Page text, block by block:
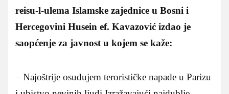
reisu-l-ulema Islamske zajednice u Bosni i
Hercegovini Husein ef. Kavazović izdao je
saopćenje za javnost u kojem se kaže:
– Najoštrije osuđujem terorističke napade u Parizu